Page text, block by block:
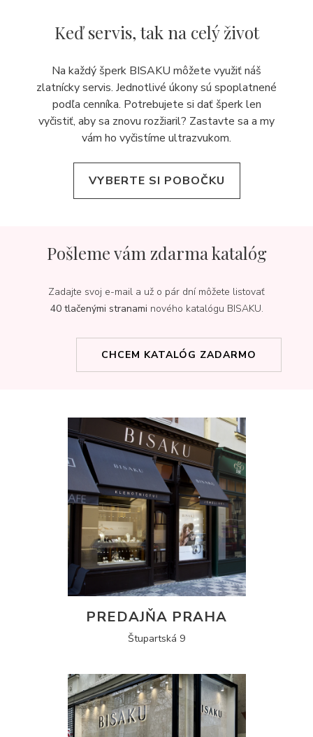
Keď servis,tak na celý život
Na každý šperk BISAKU môžete využiť náš
zlatnícky servis. Jednotlivé úkony sú spoplatnené
podľa cenníka. Potrebujete si dať šperk len
vyčistiť, aby sa znovu rozžiaril? Zastavte sa a my
vám ho vyčistíme ultrazvukom.
VYBERTE SI POBOČKU
Pošleme vám zdarma katalóg
Zadajte svoj e-mail a už o pár dní môžete listovať
40 tlačenými stranami nového katalógu BISAKU.
CHCEM KATALÓG ZADARMO
PREDAJŇA PRAHA
Štupartská 9